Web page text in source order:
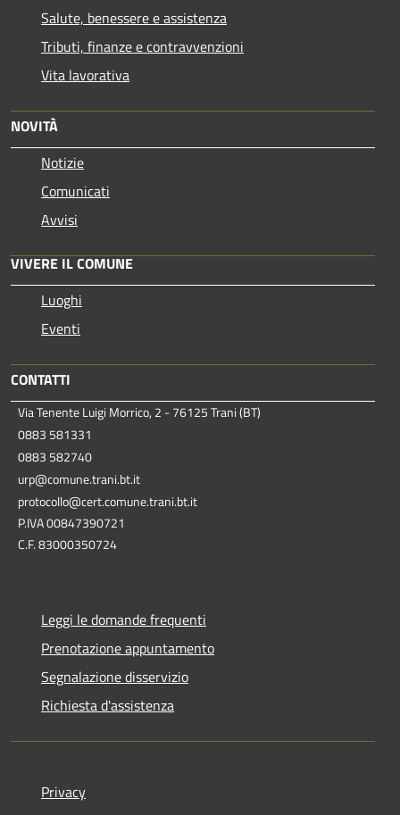
Salute, benessere e assistenza
Tributi, finanze e contravvenzioni
Vita lavorativa
NOVITÀ
Notizie
Comunicati
Avvisi
VIVERE IL COMUNE
Luoghi
Eventi
CONTATTI
Via Tenente Luigi Morrico, 2 - 76125 Trani (BT)
0883 581331
0883 582740
urp@comune.trani.bt.it
protocollo@cert.comune.trani.bt.it
P.IVA 00847390721
C.F. 83000350724
Leggi le domande frequenti
Prenotazione appuntamento
Segnalazione disservizio
Richiesta d'assistenza
Privacy